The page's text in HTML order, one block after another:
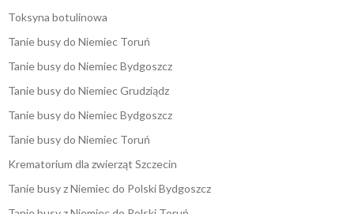
Toksyna botulinowa
Tanie busy do Niemiec Toruń
Tanie busy do Niemiec Bydgoszcz
Tanie busy do Niemiec Grudziądz
Tanie busy do Niemiec Bydgoszcz
Tanie busy do Niemiec Toruń
Krematorium dla zwierząt Szczecin
Tanie busy z Niemiec do Polski Bydgoszcz